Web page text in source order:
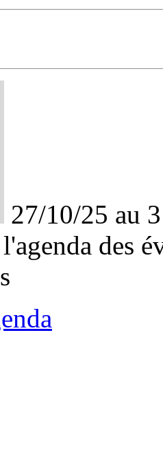
27/10/25 au
des